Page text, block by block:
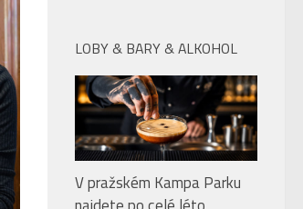
V pražském Kampa Parku
najdete po celé léto
dokonalé drinky, skvělé jídlo